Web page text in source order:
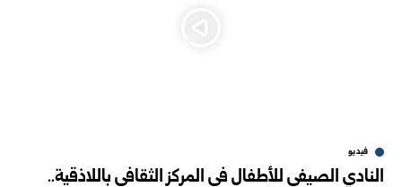
فيديو
النادي الصيفي للأطفال في المركز الثقافي باللاذقية..